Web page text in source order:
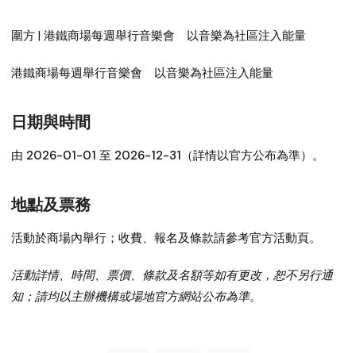
圍方 | 港鐵商場每週舉行音樂會 以音樂為社區注入能量
港鐵商場每週舉行音樂會 以音樂為社區注入能量
日期與時間
由 2026-01-01 至 2026-12-31（詳情以官方公布為準）。
地點及票務
活動於商場內舉行；收費、報名及條款請參考官方活動頁。
活動詳情、時間、票價、條款及名額等如有更改，恕不另行通
知；請均以主辦機構或場地官方網站公布為準。